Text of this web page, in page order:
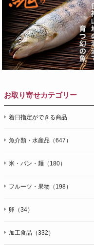
お取り寄せカテゴリー
着日指定ができる商品
魚介類・水産品（647）
米・パン・麺（180）
フルーツ・果物（198）
卵（34）
加工食品（332）